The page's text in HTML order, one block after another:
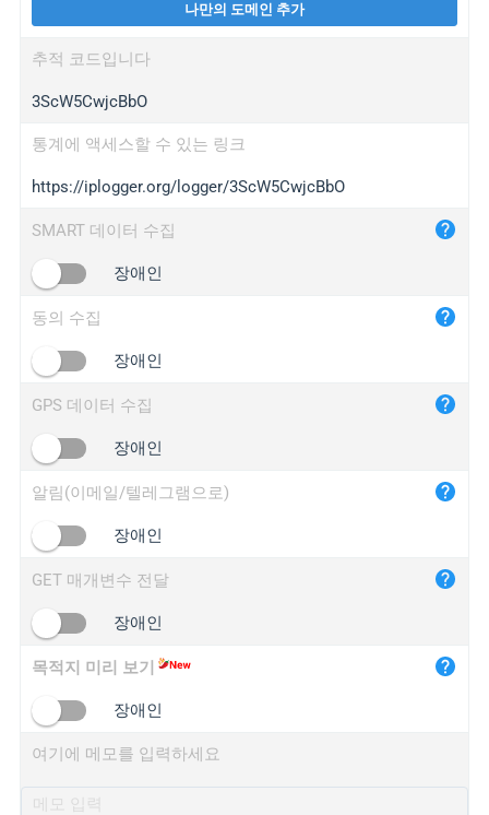
wl.gl
ed.tc
bc.ax
iplogger.com
maper.info
2no.co
yip.su
iplogger.info
iplogger.cn
나만의 도메인 추가
추적 코드입니다
3ScW5CwjcBbO
통계에 액세스할 수 있는 링크
https://iplogger.org/logger/3ScW5CwjcBbO
SMART 데이터 수집
장애인
동의 수집
장애인
GPS 데이터 수집
장애인
알림(이메일/텔레그램으로)
장애인
GET 매개변수 전달
장애인
목적지 미리 보기
장애인
여기에 메모를 입력하세요